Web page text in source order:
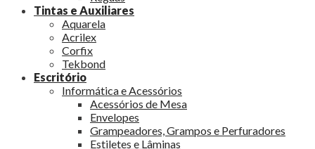
Tintas e Auxiliares
Aquarela
Acrilex
Corfix
Tekbond
Escritório
Informática e Acessórios
Acessórios de Mesa
Envelopes
Grampeadores, Grampos e Perfuradores
Estiletes e Lâminas